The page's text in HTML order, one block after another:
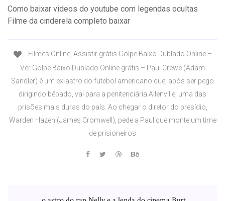
Como baixar videos do youtube com legendas ocultas
Filme da cinderela completo baixar
Filmes Online, Assistir grátis Golpe Baixo Dublado Online –
Ver Golpe Baixo Dublado Online grátis – Paul Crewe (Adam
Sandler) é um ex-astro do futebol americano que, após ser pego
dirigindo bêbado, vai para a penitenciária Allenville, uma das
prisões mais duras do país. Ao chegar o diretor do presídio,
Warden Hazen (James Cromwell), pede a Paul que monte um time
de prisioneiros